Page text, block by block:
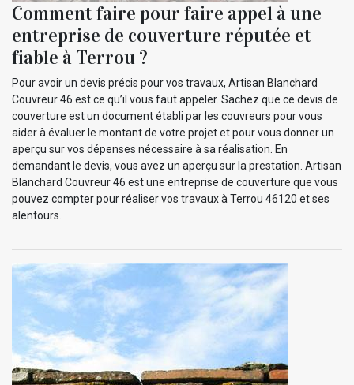
Comment faire pour faire appel à une
entreprise de couverture réputée et
fiable à Terrou ?
Pour avoir un devis précis pour vos travaux, Artisan Blanchard
Couvreur 46 est ce qu’il vous faut appeler. Sachez que ce devis de
couverture est un document établi par les couvreurs pour vous
aider à évaluer le montant de votre projet et pour vous donner un
aperçu sur vos dépenses nécessaire à sa réalisation. En
demandant le devis, vous avez un aperçu sur la prestation. Artisan
Blanchard Couvreur 46 est une entreprise de couverture que vous
pouvez compter pour réaliser vos travaux à Terrou 46120 et ses
alentours.